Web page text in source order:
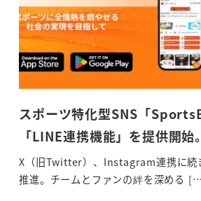
スポーツ特化型SNS「
「LINE連携機能」を提供開
X（旧Twitter）、Instagram連携に続
推進。チームとファンの絆を深める